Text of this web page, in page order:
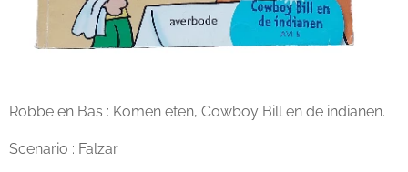
Robbe en Bas : Komen eten, Cowboy Bill en de indianen.
Scenario : Falzar